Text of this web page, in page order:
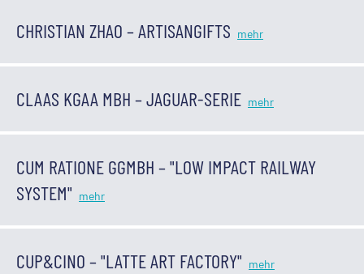
CHRISTIAN ZHAO – ARTISANGIFTS
CLAAS KGAA MBH – JAGUAR-SERIE
CUM RATIONE GGMBH – "LOW IMPACT RAILWAY
SYSTEM"
CUP&CINO – "LATTE ART FACTORY"